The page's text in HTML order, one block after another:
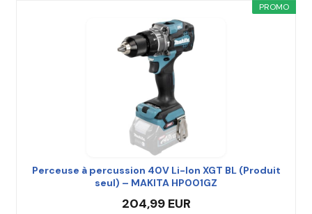
PROMO
Perceuse à percussion 40V Li-Ion XGT BL (Produit
seul) – MAKITA HP001GZ
204,99 EUR